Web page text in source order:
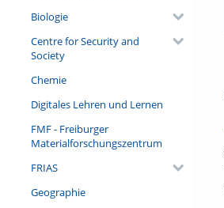
Biologie
Centre for Security and
Society
Chemie
Digitales Lehren und Lernen
FMF - Freiburger
Materialforschungszentrum
FRIAS
Geographie